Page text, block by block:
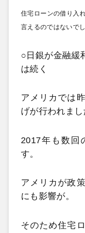
住宅ローンの借り入
言えるのではないでし
○日銀が金融緩
は続く
アメリカでは
げが行われまし
2017年も数回
す。
アメリカが政
にも影響が。
そのため住宅